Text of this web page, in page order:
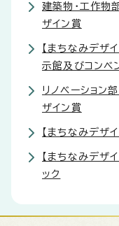
建築物・工作物
ザイン賞
【まちなみデ
示館及びコンベ
リノベーション
ザイン賞
【まちなみデザ
【まちなみデザ
ック